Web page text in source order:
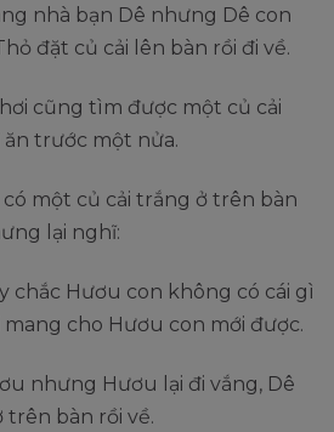
nhà bạn Dê nhưng Dê con
đặt củ cải lên bàn rồi đi về.
cũng tìm được một củ cải
trước một nửa.
một củ cải trắng ở trên bàn
lại nghĩ:
chắc Hươu con không có cái gì
cho Hươu con mới được.
nhưng Hươu lại đi vắng, Dê
trên bàn rồi về.